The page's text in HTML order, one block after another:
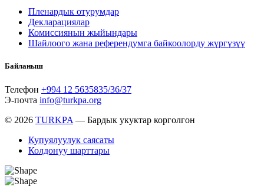
Пленардык отурумдар
Декларациялар
Комиссиянын жыйындары
Шайлоого жана референдумга байкоолорду жүргүзүү
Байланыш
Телефон +994 12 5635835/36/37
Э-почта info@turkpa.org
© 2026 TURKPA — Бардык укуктар корголгон
Купуялуулук саясаты
Колдонуу шарттары